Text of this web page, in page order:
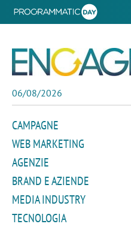
06/08/2026
CAMPAGNE
WEB MARKETING
AGENZIE
BRAND E AZIENDE
MEDIA INDUSTRY
TECNOLOGIA